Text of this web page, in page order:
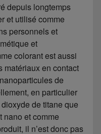
depuis longtemps
et utilisé comme
personnels et
et
colorant est aussi
matériaux en contact
de
en particulier
de titane que
nano et comme
il n’est donc pas